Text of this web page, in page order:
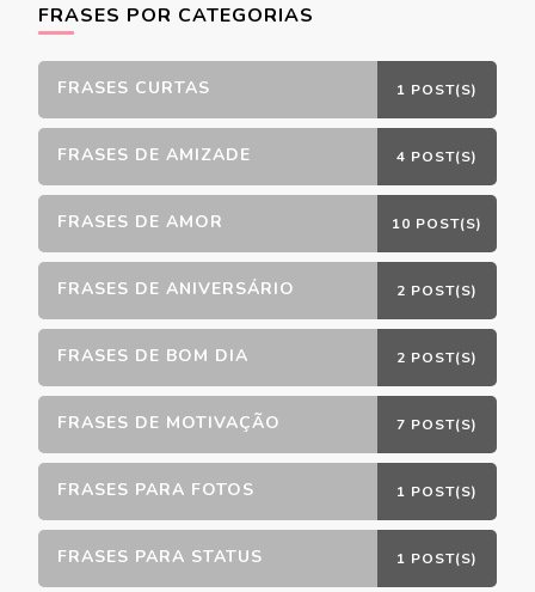
FRASES POR CATEGORIAS
FRASES CURTAS 1 POST(S)
FRASES DE AMIZADE 4 POST(S)
FRASES DE AMOR 10 POST(S)
FRASES DE ANIVERSÁRIO 2 POST(S)
FRASES DE BOM DIA 2 POST(S)
FRASES DE MOTIVAÇÃO 7 POST(S)
FRASES PARA FOTOS 1 POST(S)
FRASES PARA STATUS 1 POST(S)